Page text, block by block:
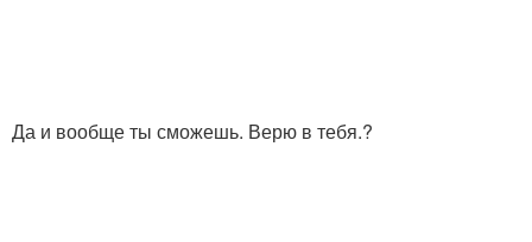
Да и вообще ты сможешь. Верю в тебя.?